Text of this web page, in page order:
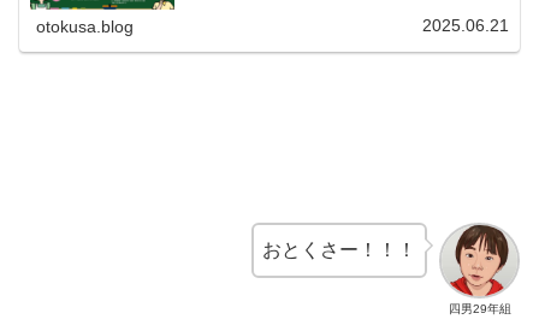
otokusa.blog 2025.06.21
四男29年組
おとくさー！！！